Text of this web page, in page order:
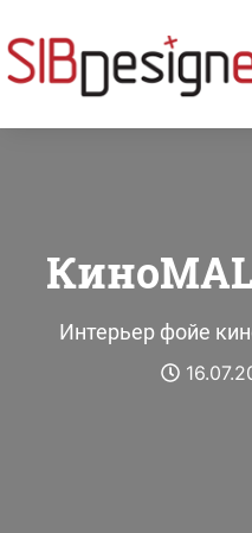
Интерьер фойе